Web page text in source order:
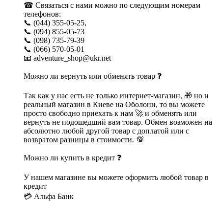
☎ Связаться с нами можно по следующим номерам
телефонов:
📞 (044) 355-05-25,
📞 (094) 855-05-73
📞 (098) 735-79-39
📞 (066) 570-05-01
📧 adventure_shop@ukr.net
Можно ли вернуть или обменять товар ❓
Так как у нас есть не только интернет-магазин, 🎁 но и
реальный магазин в Киеве на Оболони, то вы можете
просто свободно приехать к нам 🚀 и обменять или
вернуть не подошедший вам товар. Обмен возможен на
абсолютно любой другой товар с доплатой или с
возвратом разницы в стоимости. 💯
Можно ли купить в кредит ❓
У нашем магазине вы можете оформить любой товар в
кредит
💳 Альфа Банк